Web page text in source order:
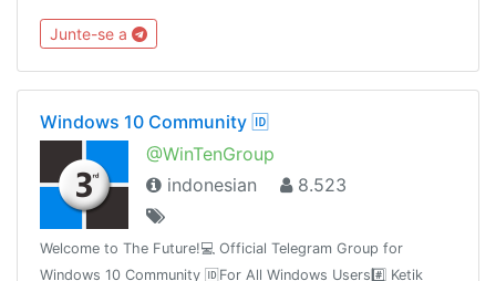
Junte-se a
Windows 10 Community 🆔
@WinTenGroup
indonesian
8.523
Welcome to The Future!💻 Official Telegram Group for
Windows 10 Community 🆔For All Windows Users#️⃣ Ketik